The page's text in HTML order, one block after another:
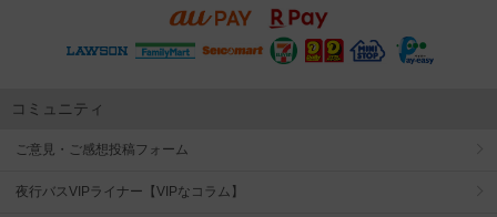
コミュニティ
ご意見・ご感想投稿フォーム
夜行バスVIPライナー【VIPなコラム】